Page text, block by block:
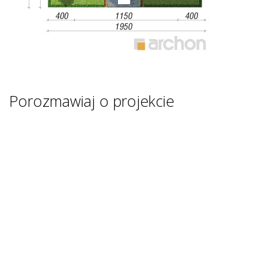
Porozmawiaj o projekcie